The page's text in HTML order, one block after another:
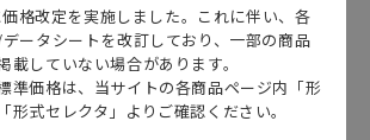
語
ータ
格改定を実施しました。これに伴い、各
ータシートを改訂しており、一部の商品
載していない場合があります。
準価格は、当サイトの各商品ページ内「形
形式セレクタ」よりご確認ください。